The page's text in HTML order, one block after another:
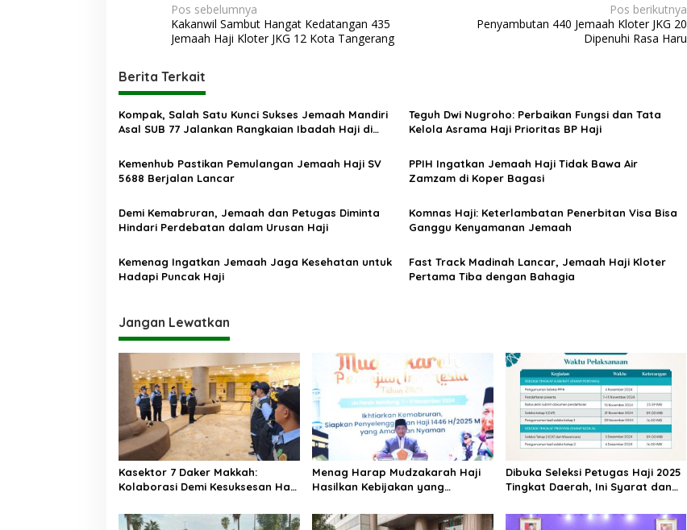
N
a
i
g
a
i
o
s
Pos sebelumnya
Kakanwil Sambut Hangat Kedatangan 435
Jemaah Haji Kloter JKG 12 Kota Tangerang
Pos berikutnya
Penyambutan 440 Jemaah Kloter JKG 20
Dipenuhi Rasa Haru
Berita Terkait
Kompak, Salah Satu Kunci Sukses Jemaah Mandiri
Asal SUB 77 Jalankan Rangkaian Ibadah Haji di
Teguh Dwi Nugroho: Perbaikan Fungsi dan Tata
Kelola Asrama Haji Prioritas BP Haji
Kemenhub Pastikan Pemulangan Jemaah Haji SV
5688 Berjalan Lancar
PPIH Ingatkan Jemaah Haji Tidak Bawa Air
Zamzam di Koper Bagasi
Demi Kemabruran, Jemaah dan Petugas Diminta
Hindari Perdebatan dalam Urusan Haji
Komnas Haji: Keterlambatan Penerbitan Visa Bisa
Ganggu Kenyamanan Jemaah
Kemenag Ingatkan Jemaah Jaga Kesehatan untuk
Hadapi Puncak Haji
Fast Track Madinah Lancar, Jemaah Haji Kloter
Pertama Tiba dengan Bahagia
Jangan Lewatkan
Kasektor 7 Daker Makkah:
Kolaborasi Demi Kesuksesan Haji
Menag Harap Mudzakarah Haji
Hasilkan Kebijakan yang
Dibuka Seleksi Petugas Haji 2025
Tingkat Daerah, Ini Syarat dan